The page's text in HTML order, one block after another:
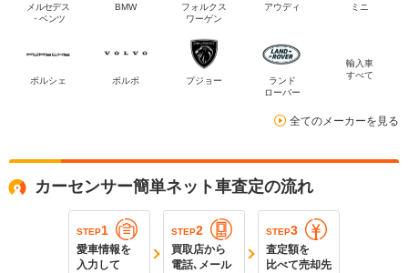
メルセデス
・ベンツ
BMW
フォルクス
ワーゲン
アウディ ミニ
ポルシェ ボルボ プジョー
ランド
ローバー
輸入車
すべて
全てのメーカーを見る
カーセンサー簡単ネット車査定の流れ
STEP1
愛車情報を
入力して
STEP2
買取店から
電話､メール
STEP3
査定額を
比べて売却先